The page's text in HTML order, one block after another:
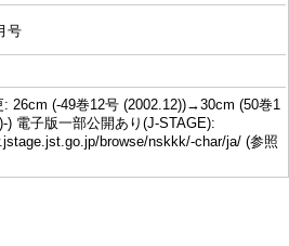
号
: 26cm (-49巻12号 (2002.12))→30cm (50巻1
) 電子版一部公開あり(J-STAGE):
browse/nskkk/-char/ja/ (参照